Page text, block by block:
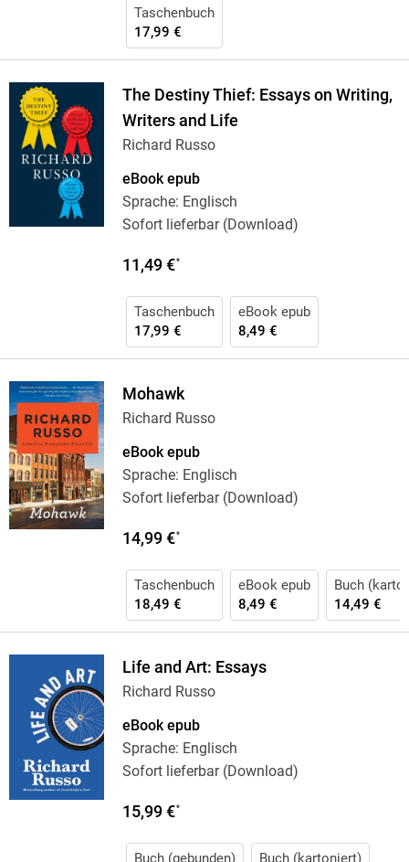
Taschenbuch
17,99 €
The Destiny Thief: Essays on Writing,
Writers and Life
Richard Russo
eBook epub
Sprache: Englisch
Sofort lieferbar (Download)
11,49 €*
Taschenbuch
17,99 €
eBook epub
8,49 €
Mohawk
Richard Russo
eBook epub
Sprache: Englisch
Sofort lieferbar (Download)
14,99 €*
Taschenbuch
18,49 €
eBook epub
8,49 €
Buch
14,49 €
Life and Art: Essays
Richard Russo
eBook epub
Sprache: Englisch
Sofort lieferbar (Download)
15,99 €*
Buch (gebunden) Buch (kartoniert)